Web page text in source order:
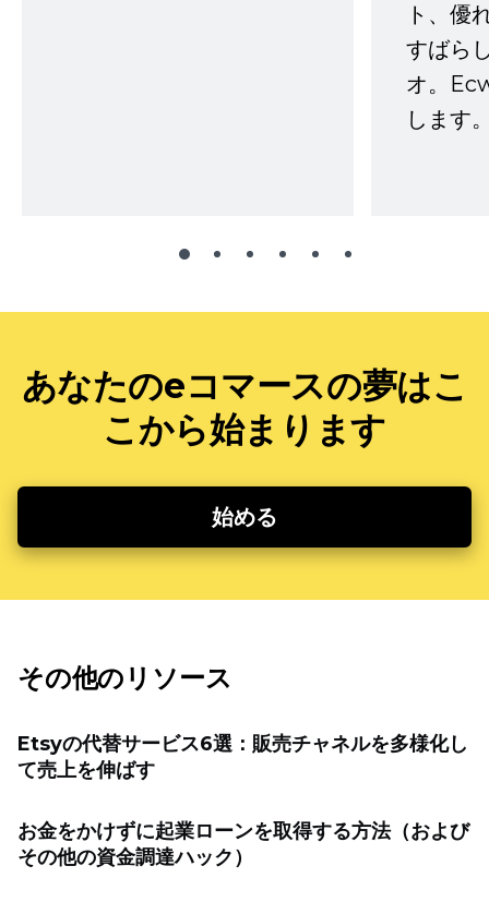
ト、優
すばら
オ。
します
あなたのeコマースの夢はこ
こから始まります
始める
その他のリソース
Etsyの代替サービス6選：販売チャネルを多様化し
て売上を伸ばす
お金をかけずに起業ローンを取得する方法（および
その他の資金調達ハック）